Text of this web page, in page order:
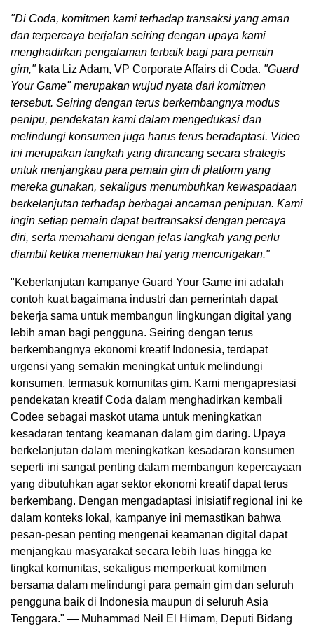
"Di Coda, komitmen kami terhadap transaksi yang aman
dan terpercaya berjalan seiring dengan upaya kami
menghadirkan pengalaman terbaik bagi para pemain
gim," kata Liz Adam, VP Corporate Affairs di Coda. "Guard
Your Game" merupakan wujud nyata dari komitmen
tersebut. Seiring dengan terus berkembangnya modus
penipu, pendekatan kami dalam mengedukasi dan
melindungi konsumen juga harus terus beradaptasi. Video
ini merupakan langkah yang dirancang secara strategis
untuk menjangkau para pemain gim di platform yang
mereka gunakan, sekaligus menumbuhkan kewaspadaan
berkelanjutan terhadap berbagai ancaman penipuan. Kami
ingin setiap pemain dapat bertransaksi dengan percaya
diri, serta memahami dengan jelas langkah yang perlu
diambil ketika menemukan hal yang mencurigakan."
"Keberlanjutan kampanye Guard Your Game ini adalah
contoh kuat bagaimana industri dan pemerintah dapat
bekerja sama untuk membangun lingkungan digital yang
lebih aman bagi pengguna. Seiring dengan terus
berkembangnya ekonomi kreatif Indonesia, terdapat
urgensi yang semakin meningkat untuk melindungi
konsumen, termasuk komunitas gim. Kami mengapresiasi
pendekatan kreatif Coda dalam menghadirkan kembali
Codee sebagai maskot utama untuk meningkatkan
kesadaran tentang keamanan dalam gim daring. Upaya
berkelanjutan dalam meningkatkan kesadaran konsumen
seperti ini sangat penting dalam membangun kepercayaan
yang dibutuhkan agar sektor ekonomi kreatif dapat terus
berkembang. Dengan mengadaptasi inisiatif regional ini ke
dalam konteks lokal, kampanye ini memastikan bahwa
pesan-pesan penting mengenai keamanan digital dapat
menjangkau masyarakat secara lebih luas hingga ke
tingkat komunitas, sekaligus memperkuat komitmen
bersama dalam melindungi para pemain gim dan seluruh
pengguna baik di Indonesia maupun di seluruh Asia
Tenggara." — Muhammad Neil El Himam, Deputi Bidang